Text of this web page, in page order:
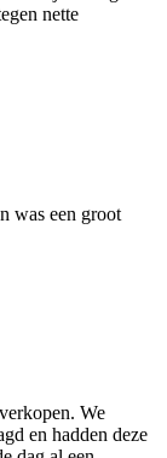
nette
was een groot
We
en hadden deze